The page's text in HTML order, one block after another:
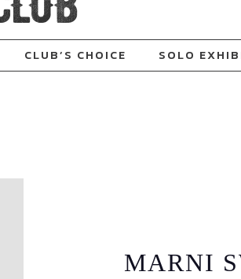
CLUB’S CHOICE SOLO
MARNI